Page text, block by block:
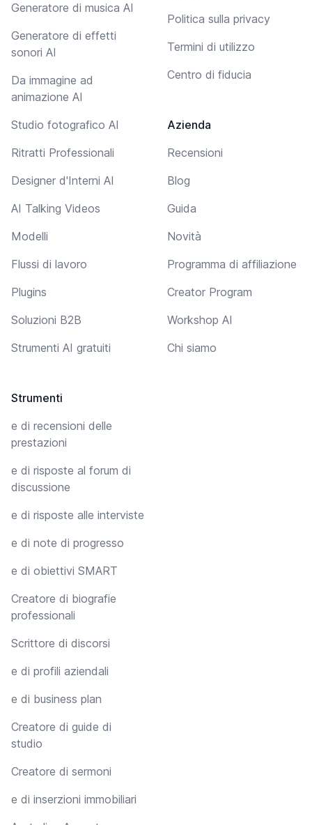
Generatore di musica AI
Generatore di effetti
sonori AI
Da immagine ad
animazione AI
Studio fotografico AI
Ritratti Professionali
Designer d'Interni AI
AI Talking Videos
Modelli
Flussi di lavoro
Plugins
Soluzioni B2B
Strumenti AI gratuiti
Strumenti
e di recensioni delle
prestazioni
e di risposte al forum di
discussione
e di risposte alle interviste
e di note di progresso
e di obiettivi SMART
Creatore di biografie
professionali
Scrittore di discorsi
e di profili aziendali
e di business plan
Creatore di guide di
studio
Creatore di sermoni
e di inserzioni immobiliari
Politica sulla privacy
Termini di utilizzo
Centro di fiducia
Azienda
Recensioni
Blog
Guida
Novità
Programma di affiliazione
Creator Program
Workshop AI
Chi siamo